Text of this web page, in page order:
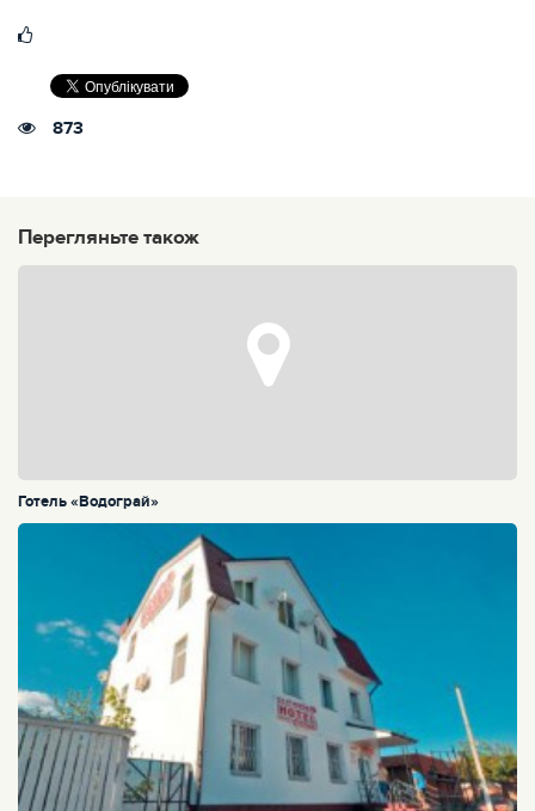
873
Перегляньте також
Готель «Водограй»